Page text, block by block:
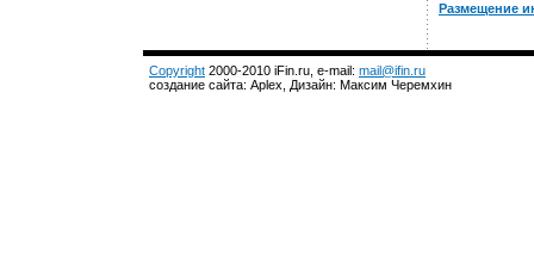
Размещение
Copyright 2000-2010 iFin.ru, e-mail: mail@ifin.ru
создание сайта: Aplex, Дизайн: Максим Черемхин